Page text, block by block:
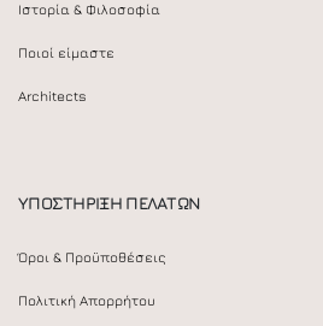
Ιστορία & Φιλοσοφία
Ποιοί είμαστε
Architects
ΥΠΟΣΤΗΡΙΞΗ ΠΕΛΑΤΩΝ
Όροι & Προϋποθέσεις
Πολιτική Απορρήτου